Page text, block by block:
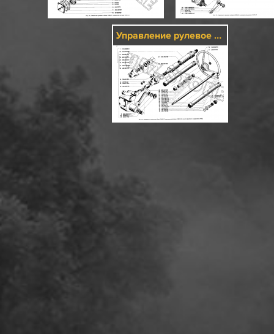
Управление рулевое в сборе (3400)/2, управление рулевое (3401)/2 и колесо рулевого управления (3402)